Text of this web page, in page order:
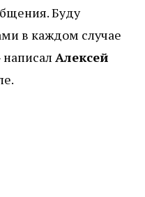
Буду
в каждом случае
Алексей